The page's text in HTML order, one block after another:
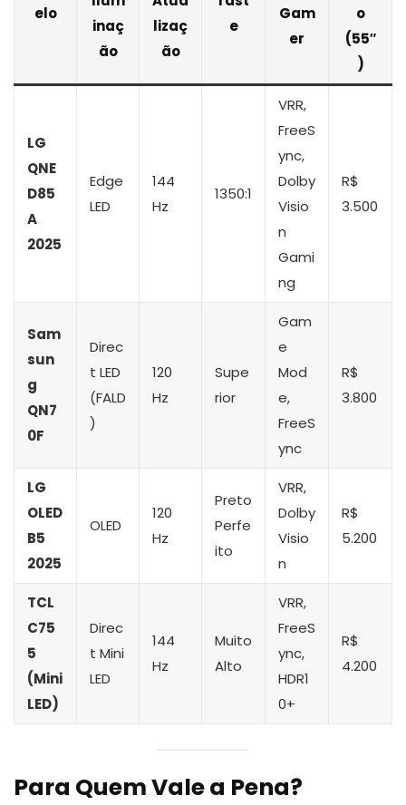
elo
inaç
ão
lizaç
ão
e
Gam
er
o
(55″
)
LG
QNE
D85
A
2025
Edge
LED
144
Hz
1350:1
VRR,
FreeS
ync,
Dolby
Visio
n
Gami
ng
R$
3.500
Sam
sun
g
QN7
0F
Direc
t LED
(FALD
)
120
Hz
Supe
rior
Gam
e
Mod
e,
FreeS
ync
R$
3.800
LG
OLED
B5
2025
OLED
120
Hz
Preto
Perfe
ito
VRR,
Dolby
Visio
n
R$
5.200
TCL
C75
5
(Mini
LED)
Direc
t Mini
LED
144
Hz
Muito
Alto
VRR,
FreeS
ync,
HDR1
0+
R$
4.200
Para Quem Vale a Pena?